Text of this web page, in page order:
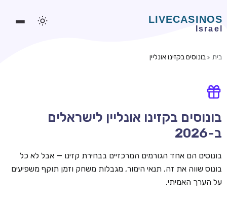
משחקים חינמיים
סלוטים אונליין
מדריכי קזינו
מונדיאל 2026 הימורים
בלאקג'ק אונליין
בית בונוסים בקזינו אונליין
בונוסים בקזינו אונליין לישראלים
ב-2026
בונוסים הם אחד הגורמים המרכזיים בבחירת קזינו — אבל לא כל
בונוס שווה את זה. תנאי הימור, מגבלות משחק וזמן תוקף משפיעים
על הערך האמיתי.